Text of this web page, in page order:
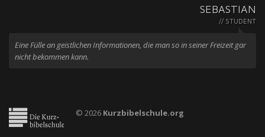
SEBASTIAN
// STUDENT
Eine Fülle an geistlichen Informationen, die man so in seiner Freizeit gar
nicht bekommen kann.
© 2026 Kurzbibelschule.org